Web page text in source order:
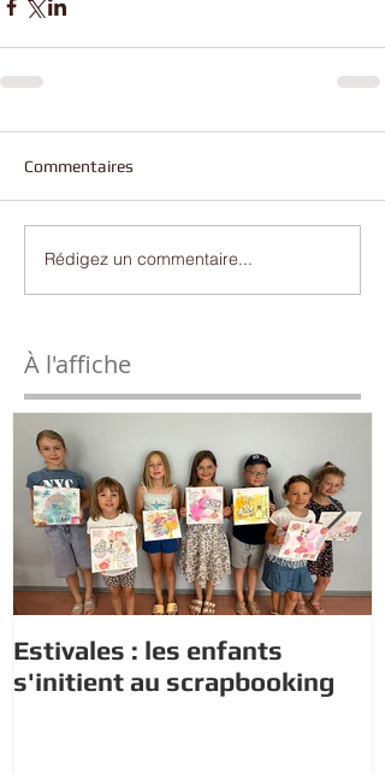
Commentaires
Rédigez un commentaire...
À l'affiche
Estivales : les enfants
s'initient au scrapbooking